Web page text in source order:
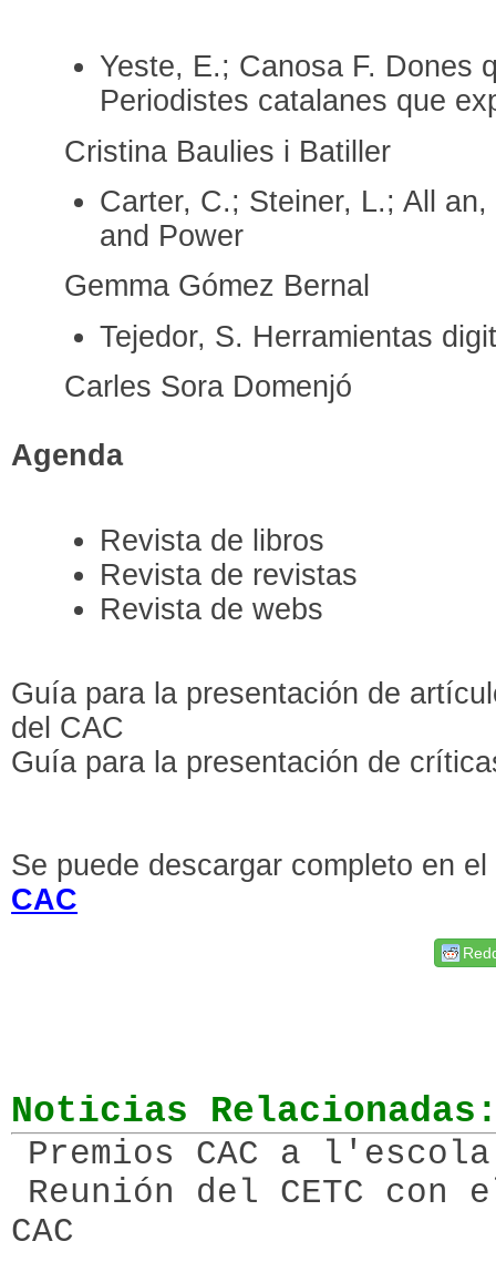
Yeste, E.; Canosa F. Dones
Periodistes catalanes que
Cristina Baulies i Batiller
Carter, C.; Steiner, L.; All
and Power
Gemma Gómez Bernal
Tejedor, S. Herramientas
Carles Sora Domenjó
Agenda
Revista de libros
Revista de revistas
Revista de webs
Guía para la presentación de
del CAC
Guía para la presentación de
Se puede descargar completo en
CAC
Noticias
Premios CAC a l'escola
Reunión del CETC
CAC